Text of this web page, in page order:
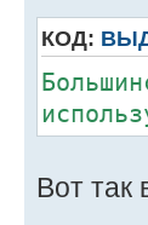
КОД:
Вот так